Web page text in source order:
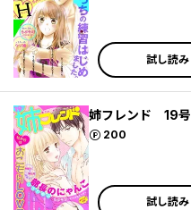
試し読み
姉フレンド 19号
200
ポイント
試し読み